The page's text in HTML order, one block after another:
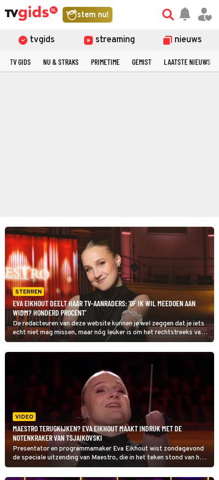
stem nu!
tvgids streaming nieuws
TV GIDS NU & STRAKS PRIMETIME GEMIST LAATSTE NIEUWS
STERREN
EVA EIKHOUT DEELT HAAR TV-AANRADERS: 'OF IK WIL MEEDOEN AAN
WIDM? HONDERD PROCENT'
De redacteuren van deze website kunnen je wel zeggen dat je iets
echt niet mag missen, maar nóg leuker is om het rechtstreeks van
de tv-sterren zelf te horen. Vandaag is Eva Eikhout aan de beurt.
VIDEO
MAESTRO TERUGKIJKEN? EVA EIKHOUT MAAKT INDRUK MET DE
NOTENKRAKER VAN TSJAIKOVSKI
Presentator en programmamaker Eva Eikhout wist zondagavond
de speciale uitzending van Maestro, die in het teken stond van het
Liliane Fonds, te winnen. Ze maakte indruk met de wijze waarop ze
De Notenkraker van Tsjaikovski dirigeerde.